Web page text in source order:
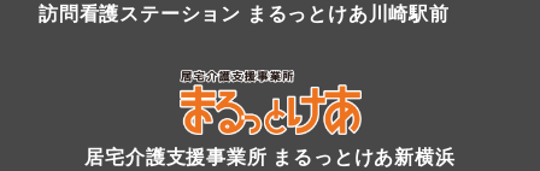
訪問看護ステーション まるっとけあ川崎駅前
居宅介護支援事業所 まるっとけあ新横浜